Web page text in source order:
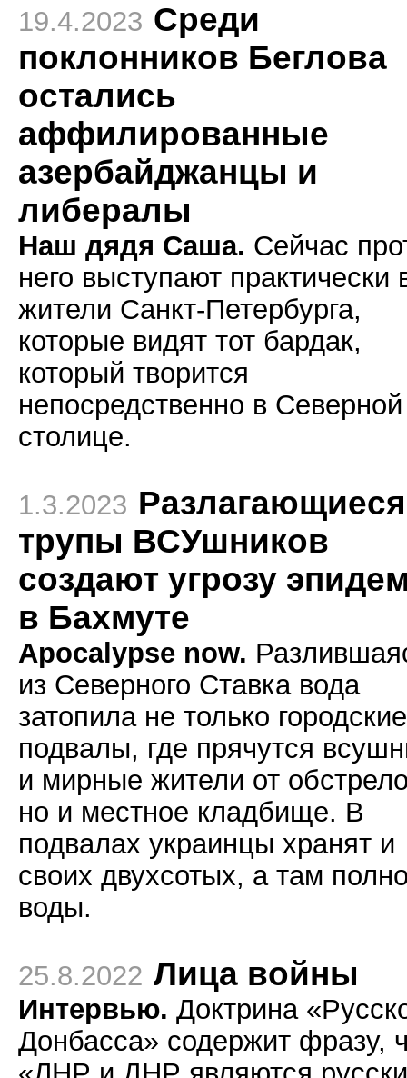
19.4.2023 Среди
поклонников Беглова
остались
аффилированные
азербайджанцы и
либералы
Наш дядя Саша. Сейчас
него выступают практически
жители Санкт-Петербурга,
которые видят тот бардак,
который творится
непосредственно в Северной
столице.
1.3.2023 Разлагающиеся
трупы ВСУшников
создают угрозу
в Бахмуте
Apocalypse now.
из Северного Ставка вода
затопила не только городские
подвалы, где прячутся
и мирные жители от
но и местное кладбище. В
подвалах украинцы хранят и
своих двухсотых, а там
воды.
25.8.2022 Лица войны
Интервью. Доктрина
Донбасса» содержит фразу,